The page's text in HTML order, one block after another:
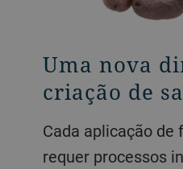
Uma nova
criação de
Cada aplicação de fabricação de café
requer processos
Distribuição
consistentes
medida